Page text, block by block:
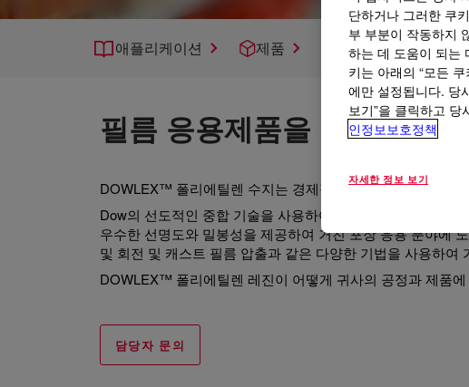
애플리케이션 제품 지원
필름 응용제품을 위한 다용
DOWLEX™ 폴리에틸렌 수지는 경제적이고 다용도이며 다
Dow의 선도적인 중합 기술을 사용하여 개발된 DOWLEX™
우수한 선명도와 밀봉성을 제공하여 거친 포장 응용 분야에
및 회전 및 캐스트 필름 압출과 같은 다양한 기법을 사용하여
DOWLEX™ 폴리에틸렌 레진이 어떻게 귀사의 공정과 제품
담당자 문의
단하거나 그러한 쿠
부 부분이 작동하지
하는 데 도움이 되는
키는 아래의 “모든
에만 설정됩니다. 당
보기”을 클릭하고 당
인정보보호정책
자세한 정보 보기